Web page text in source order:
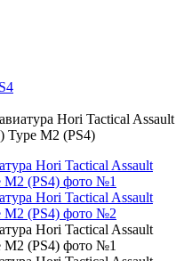
Hori Tactical Assault
Type M2 (PS4)